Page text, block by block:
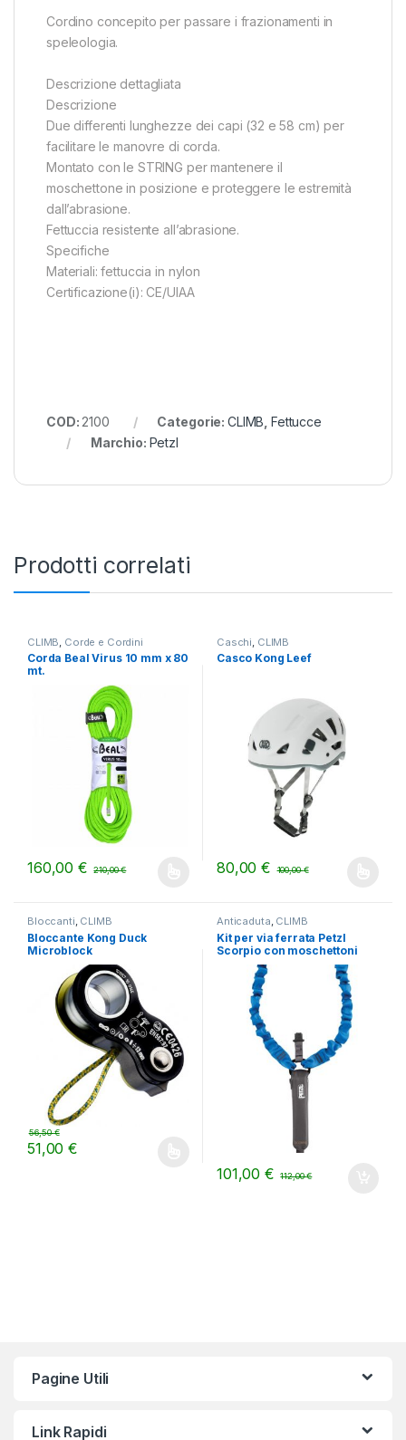
Cordino concepito per passare i frazionamenti in
speleologia.
Descrizione dettagliata
Descrizione
Due differenti lunghezze dei capi (32 e 58 cm) per
facilitare le manovre di corda.
Montato con le STRING per mantenere il
moschettone in posizione e proteggere le estremità
dall’abrasione.
Fettuccia resistente all’abrasione.
Specifiche
Materiali: fettuccia in nylon
Certificazione(i): CE/UIAA
COD: 2100 Categorie: CLIMB Fettucce
Marchio: Petzl
Prodotti correlati
CLIMB Corde e Cordini
Corda Beal Virus 10 mm x 80
mt.
160,00€ 210,00€
Caschi CLIMB
Casco Kong Leef
80,00€ 100,00€
Bloccanti, CLIMB
Bloccante Kong Duck
Microblock
51,00€
56,50€
Questo prodotto ha più varianti. Le opzioni possono essere
Anticaduta, CLIMB
Kit per via ferrata Petzl
Scorpio con moschettoni
Vertigo
101,00€ 112,00€
Pagine Utili
Link Rapidi